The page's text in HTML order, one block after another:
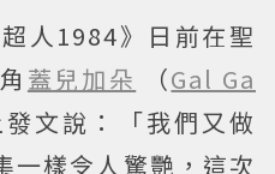
人1984》日前在聖
蓋兒加朵 （Gal Ga
文說：「我們又做
一樣令人驚艷，這次